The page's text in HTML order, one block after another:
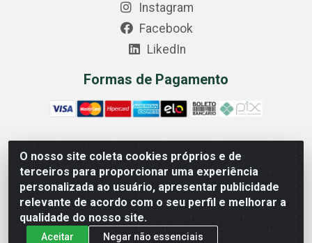
O nosso site coleta cookies próprios e de
terceiros para proporcionar uma experiência
personalizada ao usuário, apresentar publicidade
relevante de acordo com o seu perfil e melhorar a
qualidade do nosso site.
Aceitar Negar não essenciais
Instagram
Facebook
LikedIn
Formas de Pagamento
Comercial Diskpan Ltda - Av. Fernando Antonio, 1911 -
Sotelandia, Cariacica/ES - CEP 29140-669 - CNPJ
02.691.482/0001-07